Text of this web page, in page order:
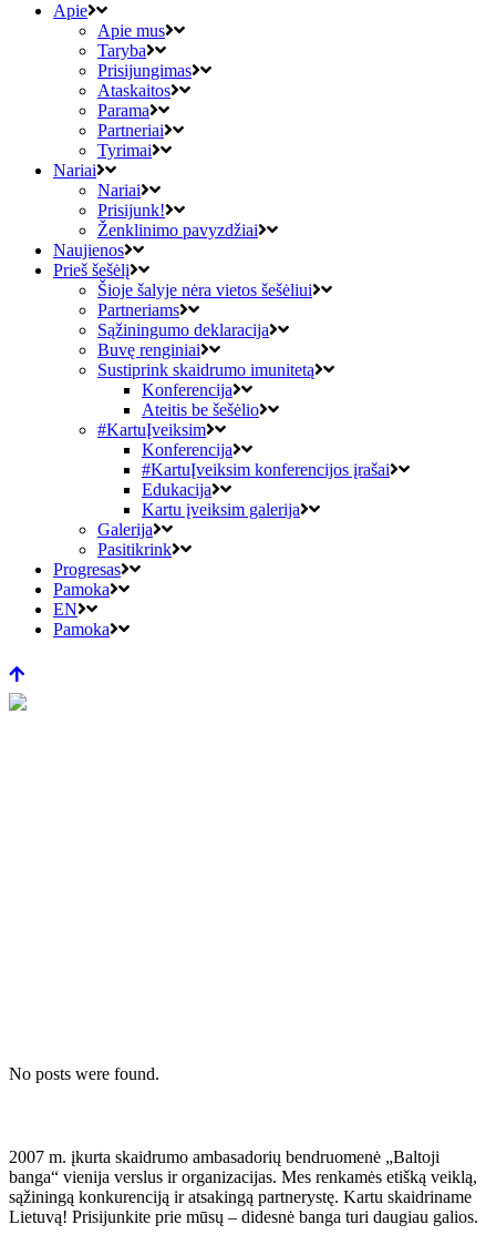
Apie
Apie mus
Taryba
Prisijungimas
Ataskaitos
Parama
Partneriai
Tyrimai
Nariai
Nariai
Prisijunk!
Ženklinimo pavyzdžiai
Naujienos
Prieš šešėlį
Šioje šalyje nėra vietos šešėliui
Partneriams
Sąžiningumo deklaracija
Buvę renginiai
Sustiprink skaidrumo imunitetą
Konferencija
Ateitis be šešėlio
#KartuĮveiksim
Konferencija
#KartuĮveiksim konferencijos įrašai
Edukacija
Kartu įveiksim galerija
Galerija
Pasitikrink
Progresas
Pamoka
EN
Pamoka
No posts were found.
2007 m. įkurta skaidrumo ambasadorių bendruomenė „Baltoji
banga“ vienija verslus ir organizacijas. Mes renkamės etišką veiklą,
sąžiningą konkurenciją ir atsakingą partnerystę. Kartu skaidriname
Lietuvą! Prisijunkite prie mūsų – didesnė banga turi daugiau galios.